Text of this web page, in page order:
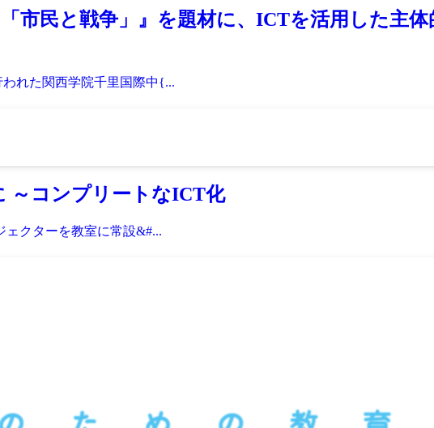
市民と戦争」』を題材に、ICTを活用した主
れた関西学院千里国際中{...
～コンプリートなICT化
クターを教室に常設&#...